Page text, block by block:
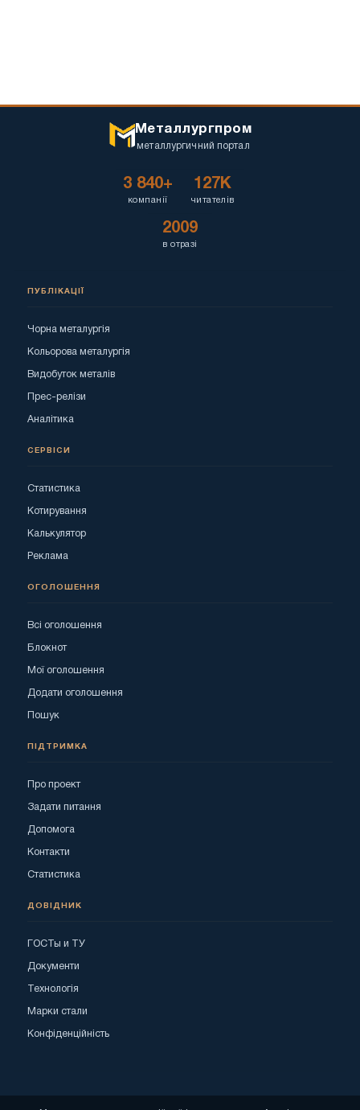
Металлургпром
металлургичний портал
3 840+
компанії
127K
читателів
2009
в отразі
ПУБЛІКАЦІЇ
Чорна металургія
Кольорова металургія
Видобуток металів
Прес-релізи
Аналітика
СЕРВІСИ
Статистика
Котирування
Калькулятор
Реклама
ОГОЛОШЕННЯ
Всі оголошення
Блокнот
Мої оголошення
Додати оголошення
Пошук
ПІДТРИМКА
Про проект
Задати питання
Допомога
Контакти
Статистика
ДОВІДНИК
ГОСТы и ТУ
Документи
Технологія
Марки стали
Конфіденційність